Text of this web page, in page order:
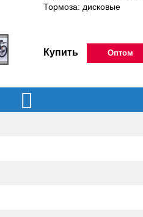
Тормоза: дисковые
Купить Оптом